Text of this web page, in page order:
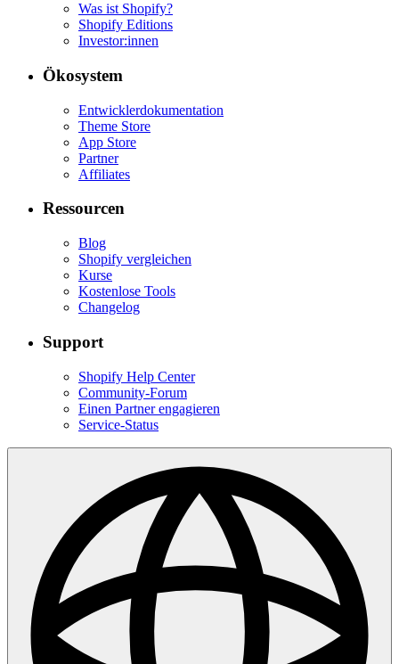
Was ist Shopify?
Shopify Editions
Investor:innen
Ökosystem
Entwicklerdokumentation
Theme Store
App Store
Partner
Affiliates
Ressourcen
Blog
Shopify vergleichen
Kurse
Kostenlose Tools
Changelog
Support
Shopify Help Center
Community-Forum
Einen Partner engagieren
Service-Status